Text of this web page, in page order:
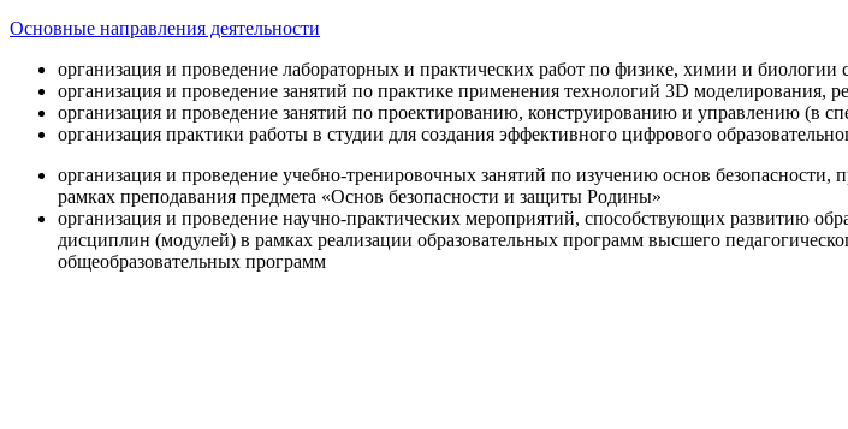
Основные направления деятельности
организация и проведение лабораторных и практических работ по физике, химии и
организация и проведение занятий по практике применения технологий 3D
организация и проведение занятий по проектированию, конструированию и управлению (в
организация практики работы в студии для создания эффективного цифрового
организация и проведение учебно-тренировочных занятий по изучению основ
рамках преподавания предмета «Основ безопасности и защиты Родины»
организация и проведение научно-практических мероприятий, способствующих развитию
дисциплин (модулей) в рамках реализации образовательных программ высшего
общеобразовательных программ